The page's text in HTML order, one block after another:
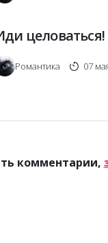
целоваться!
Романтика 07
комментарии,